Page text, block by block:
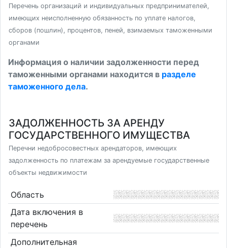
Перечень организаций и индивидуальных предпринимателей,
имеющих неисполненную обязанность по уплате налогов,
сборов (пошлин), процентов, пеней, взимаемых таможенными
органами
Информация о наличии задолженности перед
таможенными органами находится в разделе
таможенного дела.
ЗАДОЛЖЕННОСТЬ ЗА АРЕНДУ
ГОСУДАРСТВЕННОГО ИМУЩЕСТВА
Перечни недобросовестных арендаторов, имеющих
задолженность по платежам за арендуемые государственные
объекты недвижимости
Область
Дата включения в
перечень
Дополнительная